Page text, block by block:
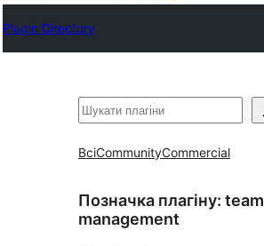
Plugin Directory
Пошук
ВсіCommunityCommercial
Позначка плагіну: team
management